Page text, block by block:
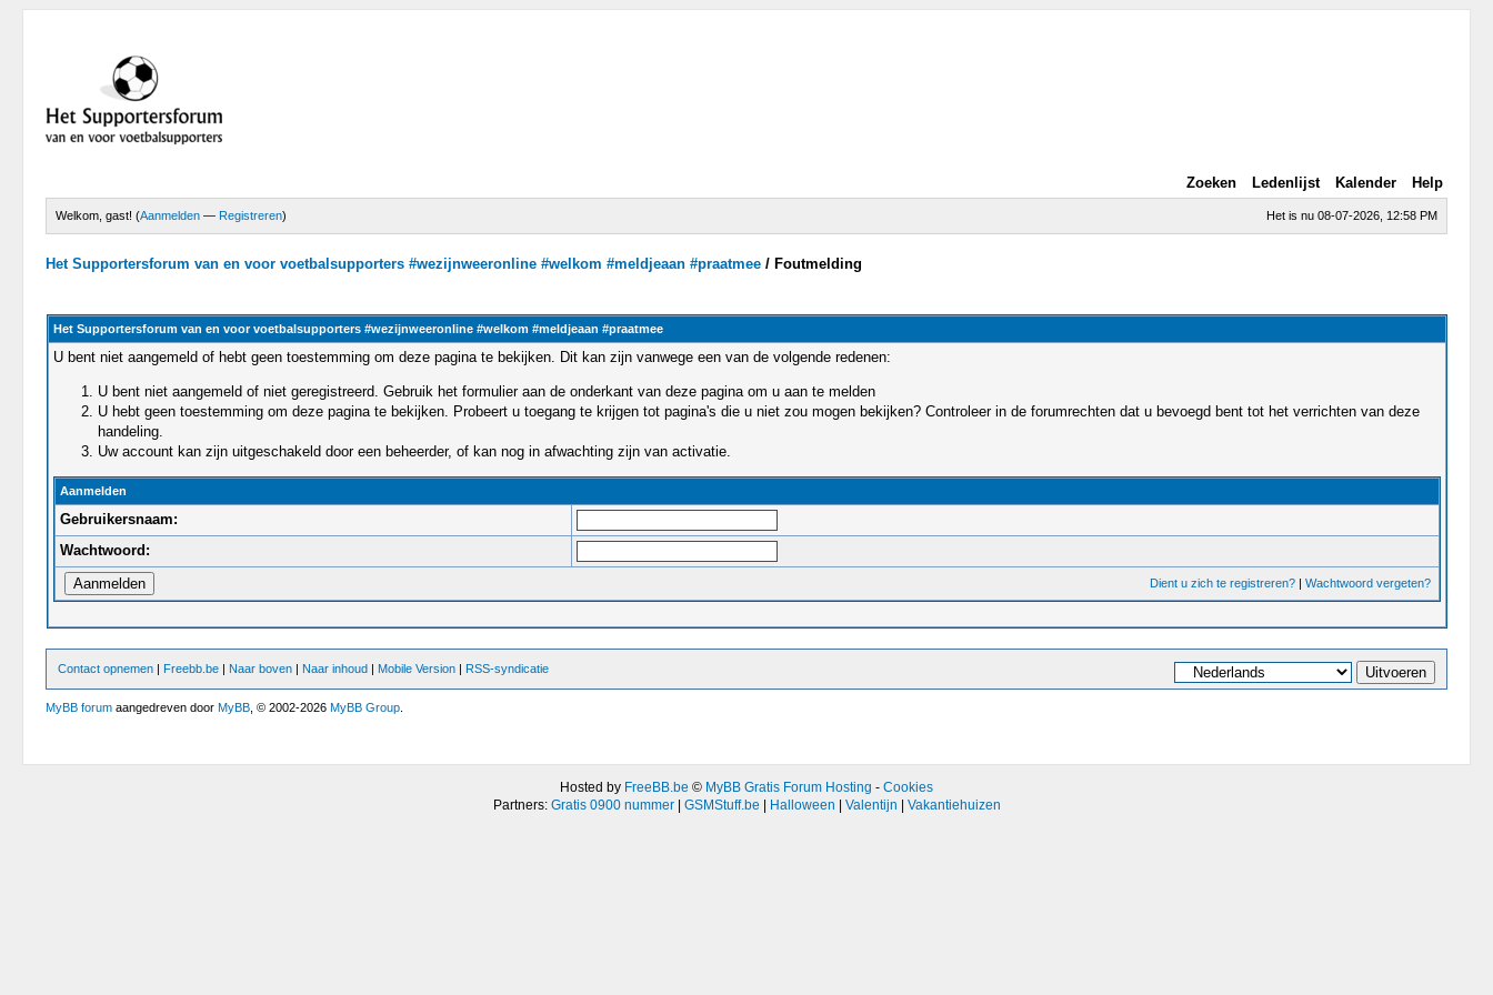
Zoeken Ledenlijst Kalender Help
Het is nu 08-07-2026, 12:58 PM
Welkom, gast! (Aanmelden — Registreren)
Het Supportersforum van en voor voetbalsupporters #wezijnweeronline #welkom #meldjeaan #praatmee / Foutmelding
Het Supportersforum van en voor voetbalsupporters #wezijnweeronline #welkom #meldjeaan #praatmee
U bent niet aangemeld of hebt geen toestemming om deze pagina te bekijken. Dit kan zijn vanwege een van de volgende redenen:
U bent niet aangemeld of niet geregistreerd. Gebruik het formulier aan de onderkant van deze pagina om u aan te melden
U hebt geen toestemming om deze pagina te bekijken. Probeert u toegang te krijgen tot pagina's die u niet zou mogen bekijken? Controleer in de forumrechten dat u bevoegd bent tot het verrichten van deze
handeling.
Uw account kan zijn uitgeschakeld door een beheerder, of kan nog in afwachting zijn van activatie.
Aanmelden
Gebruikersnaam:
Wachtwoord:
Dient u zich te registreren?| Wachtwoord vergeten?
Contact opnemen | Freebb.be | Naar boven | Naar inhoud | Mobile Version | RSS-syndicatie
MyBB forum aangedreven doorMyBB , © 2002-2026MyBB Group
Hosted by FreeBB.be © MyBB Gratis Forum Hosting - Cookies
Partners: Gratis 0900 nummer| GSMStuff.be Halloween Valentijn Vakantiehuizen